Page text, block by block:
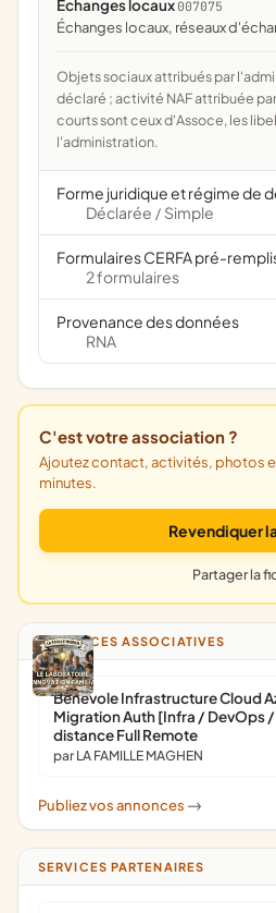
Échanges locaux 007075
échanges locaux, réseaux
Objets sociaux attribués par l'administration d'après l'objet
déclaré ; activité NAF attribuée
courts sont ceux d'Assoce, les
l'administration.
Forme juridique et régime de
Déclarée / Simple
Formulaires CERFA pré-
2 formulaires
Provenance des données
RNA
C'est votre association ?
Ajoutez contact, activités, photos et annonces. Gratuit, en 5
minutes.
Revendiquer
Partager la
ANNONCES ASSOCIATIVES
Bénévole Infrastructure Cloud
Migration Auth [Infra / DevOps
distance Full Remote
par LA FAMILLE MAGHEN
Publiez vos annonces ->
SERVICES PARTENAIRES